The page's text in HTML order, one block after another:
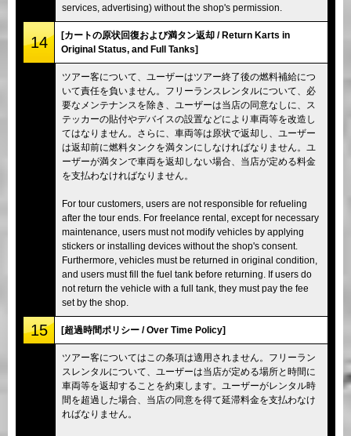
services, advertising) without the shop's permission.
14
[カートの原状回復および満タン返却 / Return Karts in
Original Status, and Full Tanks]
ツアー客について、ユーザーはツアー終了後の燃料補給につ
いて責任を負いません。フリーランスレンタルについて、必
要なメンテナンスを除き、ユーザーは当店の同意なしに、ス
テッカーの貼付やデバイスの設置などにより車両等を改造し
てはなりません。さらに、車両等は原状で返却し、ユーザー
は返却前に燃料タンクを満タンにしなければなりません。ユ
ーザーが満タンで車両を返却しない場合、当店が定める料金
を支払わなければなりません。
For tour customers, users are not responsible for refueling
after the tour ends. For freelance rental, except for necessary
maintenance, users must not modify vehicles by applying
stickers or installing devices without the shop's consent.
Furthermore, vehicles must be returned in original condition,
and users must fill the fuel tank before returning. If users do
not return the vehicle with a full tank, they must pay the fee
set by the shop.
15 [超過時間ポリシー / Over Time Policy]
ツアー客についてはこの条項は適用されません。フリーラン
スレンタルについて、ユーザーは当店が定める場所と時間に
車両等を返却することを約束します。ユーザーがレンタル時
間を超過した場合、当店の同意を得て延滞料金を支払わなけ
ればなりません。